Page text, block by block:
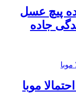
پیچ عسل
جاده